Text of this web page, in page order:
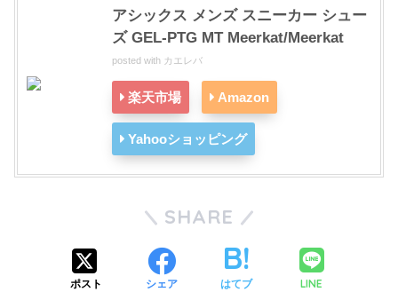
アシックス メンズ スニーカー シュー
ズ GEL-PTG MT Meerkat/Meerkat
posted with カエレバ
楽天市場 Amazon
Yahooショッピング
SHARE
ポスト シェア はてブ LINE